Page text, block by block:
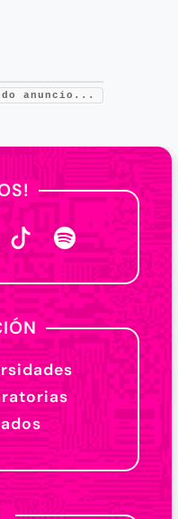
anuncio...